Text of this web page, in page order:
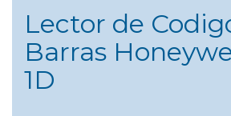
Lector de
Barras
1D